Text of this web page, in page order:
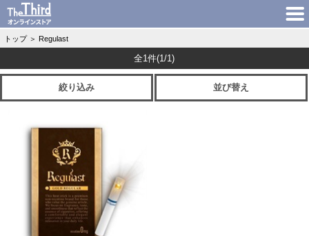
トップ ＞ Regulast
全1件(1/1)
絞り込み 並び替え